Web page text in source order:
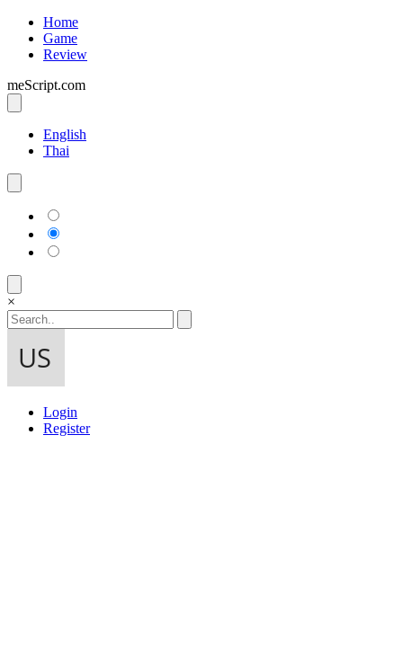
Home
Game
Review
meScript.com
English
Thai
×
Login
Register